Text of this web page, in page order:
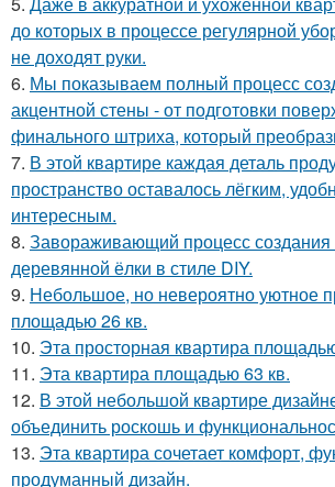
до которых в процессе регулярной
не доходят руки.
6. Мы показываем полный процесс
акцентной стены - от подготовки
финального штриха, который
7. В этой квартире каждая деталь
пространство оставалось лёгким,
интересным.
8. Завораживающий процесс
деревянной ёлки в стиле DIY.
9. Небольшое, но невероятно уютное
площадью 26 кв.
10. Эта просторная квартира
11. Эта квартира площадью 63 кв.
12. В этой небольшой квартире
объединить роскошь и
13. Эта квартира сочетает комфорт,
продуманный дизайн.